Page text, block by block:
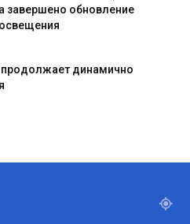
завершено обновление
динамично